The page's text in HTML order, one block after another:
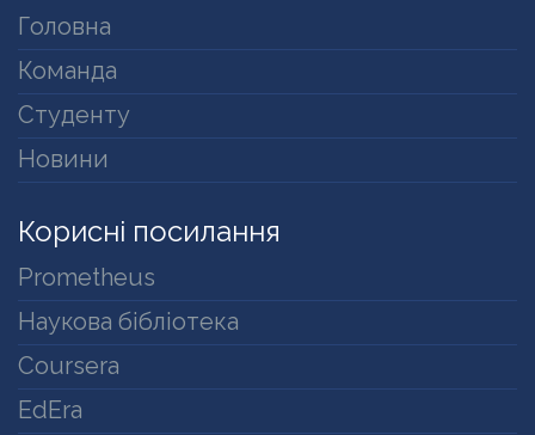
Головна
Команда
Студенту
Новини
Корисні посилання
Prometheus
Наукова бібліотека
Coursera
EdEra